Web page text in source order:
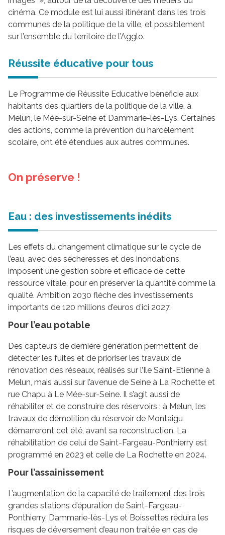
cinéma. Ce module est lui aussi itinérant dans les trois
communes de la politique de la ville, et possiblement
sur l’ensemble du territoire de l’Agglo.
Réussite éducative pour tous
Le Programme de Réussite Educative bénéficie aux
habitants des quartiers de la politique de la ville, à
Melun, le Mée-sur-Seine et Dammarie-lès-Lys. Certaines
des actions, comme la prévention du harcèlement
scolaire, ont été étendues aux autres communes.
On préserve !
Eau : des investissements inédits
Les effets du changement climatique sur le cycle de
l’eau, avec des sécheresses et des inondations,
imposent une gestion sobre et efficace de cette
ressource vitale, pour en préserver la quantité comme la
qualité. Ambition 2030 flèche des investissements
importants de 120 millions d’euros d’ici 2027.
Pour l’eau potable
Des capteurs de dernière génération permettent de
détecter les fuites et de prioriser les travaux de
rénovation des réseaux, réalisés sur l’Ile Saint-Etienne à
Melun, mais aussi sur l’avenue de Seine à La Rochette et
rue Chapu à Le Mée-sur-Seine. Il s’agit aussi de
réhabiliter et de construire des réservoirs : à Melun, les
travaux de démolition du réservoir de Montaigu
démarreront cet été, avant sa reconstruction. La
réhabilitation de celui de Saint-Fargeau-Ponthierry est
programmé en 2023 et celle de La Rochette en 2024.
Pour l’assainissement
L’augmentation de la capacité de traitement des trois
grandes stations d’épuration de Saint-Fargeau-
Ponthierry, Dammarie-lès-Lys et Boissettes réduira les
risques de déversement d’eau non traitée en cas de